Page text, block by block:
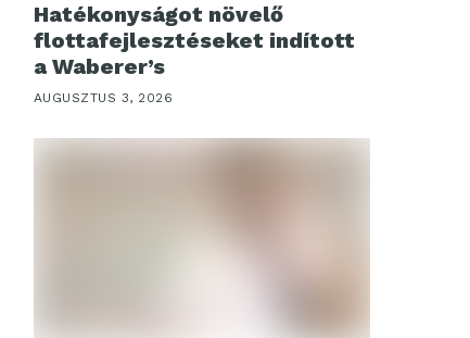
Hatékonyságot növelő
flottafejlesztéseket indított
a Waberer’s
AUGUSZTUS 3, 2026